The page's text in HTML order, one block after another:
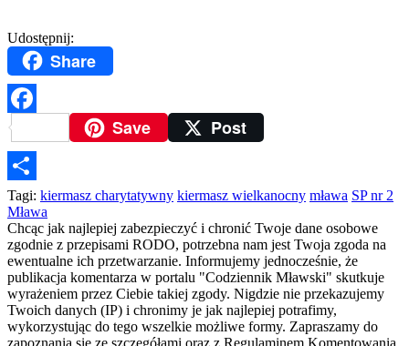
Udostępnij:
Share
FacebookSave Post
Podziel
się
Tagi: kiermasz charytatywny kiermasz wielkanocny mława SP nr 2
Mława
Chcąc jak najlepiej zabezpieczyć i chronić Twoje dane osobowe
zgodnie z przepisami RODO, potrzebna nam jest Twoja zgoda na
ewentualne ich przetwarzanie. Informujemy jednocześnie, że
publikacja komentarza w portalu "Codziennik Mławski" skutkuje
wyrażeniem przez Ciebie takiej zgody. Nigdzie nie przekazujemy
Twoich danych (IP) i chronimy je jak najlepiej potrafimy,
wykorzystując do tego wszelkie możliwe formy. Zapraszamy do